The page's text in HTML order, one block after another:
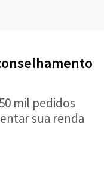
mil pedidos
sua renda